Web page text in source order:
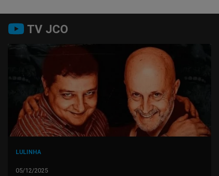
Compartilhar
no
Whatsapp
MessengerTelegram
TV JCO
LULINHA
05/12/2025